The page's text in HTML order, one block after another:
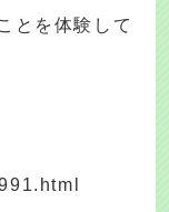
とを体験して